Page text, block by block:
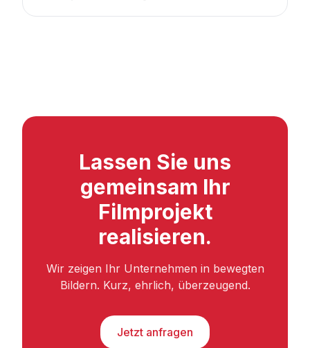
Lassen Sie uns
gemeinsam Ihr
Filmprojekt
realisieren.
Wir zeigen Ihr Unternehmen in bewegten
Bildern. Kurz, ehrlich, überzeugend.
Jetzt anfragen